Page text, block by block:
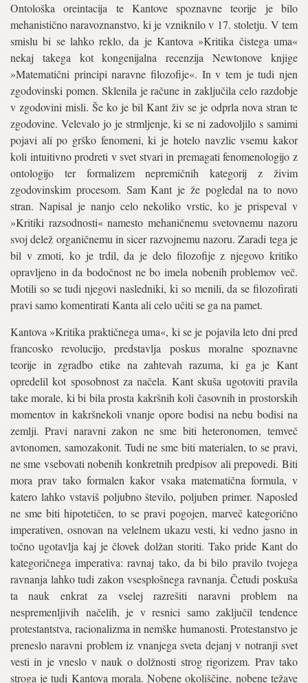
Ontološka oreintacija te Kantove spoznavne teorije je bilo
mehanistično naravoznanstvo, ki je vzniknilo v 17. stoletju. V tem
smislu bi se lahko reklo, da je Kantova »Kritika čistega uma«
nekaj takega kot kongenijalna recenzija Newtonove knjige
»Matematični principi naravne filozofije«. In v tem je tudi njen
zgodovinski pomen. Sklenila je račune in zaključila celo razdobje
v zgodovini misli. Še ko je bil Kant živ se je odprla nova stran te
zgodovine. Velevalo jo je strmljenje, ki se ni zadovoljilo s samimi
pojavi ali po grško fenomeni, ki je hotelo navzlic vsemu kakor
koli intuitivno prodreti v svet stvari in premagati fenomenologijo z
ontologijo ter formalizem nepremičnih kategorij z živim
zgodovinskim procesom. Sam Kant je že pogledal na to novo
stran. Napisal je nanjo celo nekoliko vrstic, ko je prispeval v
»Kritiki razsodnosti« namesto mehaničnemu svetovnemu nazoru
svoj delež organičnemu in sicer razvojnemu nazoru. Zaradi tega je
bil v zmoti, ko je trdil, da je delo filozofije z njegovo kritiko
opravljeno in da bodočnost ne bo imela nobenih problemov več.
Motili so se tudi njegovi nasledniki, ki so menili, da se filozofirati
pravi samo komentirati Kanta ali celo učiti se ga na pamet.
Kantova »Kritika praktičnega uma«, ki se je pojavila leto dni pred
francosko revolucijo, predstavlja poskus moralne spoznavne
teorije in zgradbo etike na zahtevah razuma, ki ga je Kant
opredelil kot sposobnost za načela. Kant skuša ugotoviti pravila
take morale, ki bi bila prosta kakršnih koli časovnih in prostorskih
momentov in kakršnekoli vnanje opore bodisi na nebu bodisi na
zemlji. Pravi naravni zakon ne sme biti heteronomen, temveč
avtonomen, samozakonit. Tudi ne sme biti materialen, to se pravi,
ne sme vsebovati nobenih konkretnih predpisov ali prepovedi. Biti
mora prav tako formalen kakor vsaka matematična formula, v
katero lahko vstaviš poljubno število, poljuben primer. Naposled
ne sme biti hipotetičen, to se pravi pogojen, marveč kategorično
imperativen, osnovan na velelnem ukazu vesti, ki vedno jasno in
točno ugotavlja kaj je človek dolžan storiti. Tako pride Kant do
kategoričnega imperativa: ravnaj tako, da bi bilo pravilo tvojega
ravnanja lahko tudi zakon vsesplošnega ravnanja. Četudi poskuša
ta nauk enkrat za vselej razrešiti naravni problem na
nespremenljivih načelih, je v resnici samo zaključil tendence
protestantstva, racionalizma in nemške humanosti. Protestanstvo je
preneslo naravni problem iz vnanjega sveta dejanj v notranji svet
vesti in je vneslo v nauk o dolžnosti strog rigorizem. Prav tako
stroga je tudi Kantova morala. Nobene okoliščine, nobene težave